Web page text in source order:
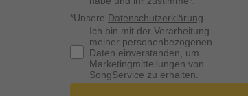
*Unsere Datenschutzerklärung.
Consenso Marketing
Ich bin mit der Verarbeitung
meiner personenbezogenen
Daten einverstanden, um
Marketingmitteilungen von
SongService zu erhalten.